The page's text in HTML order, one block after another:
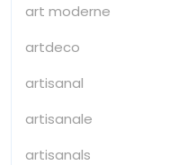
art moderne
artdeco
artisanal
artisanale
artisanals